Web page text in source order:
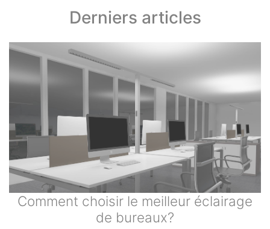
Derniers articles
Comment choisir le meilleur éclairage
de bureaux?